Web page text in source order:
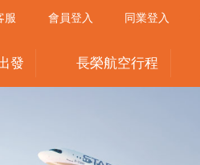
發 長榮航空行程
服 會員登入 同業登入